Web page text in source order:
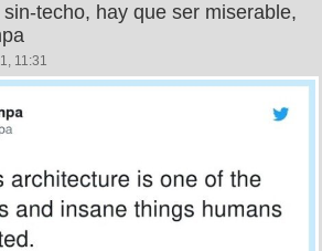
techo, hay que ser miserable,
11:31